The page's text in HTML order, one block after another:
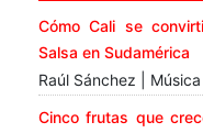
Cómo Cali se
Salsa en Sudamérica
Raúl Sánchez |
Cinco frutas que